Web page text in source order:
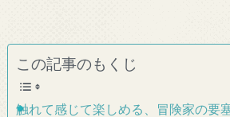
この記事のもくじ
触れて感じて楽しめる、冒険家の要